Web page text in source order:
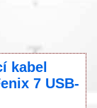
kabel
7 USB-